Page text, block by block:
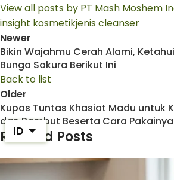
View all posts by PT Mash Moshem
insight kosmetikjenis cleanser
Newer
Bikin Wajahmu Cerah Alami,
Bunga Sakura Berikut Ini
Back to list
Older
Kupas Tuntas Khasiat Madu untuk
dan Rambut Beserta Cara
Related Posts
ID